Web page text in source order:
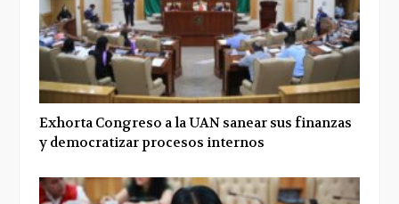
Exhorta Congreso a la UAN sanear sus finanzas
y democratizar procesos internos